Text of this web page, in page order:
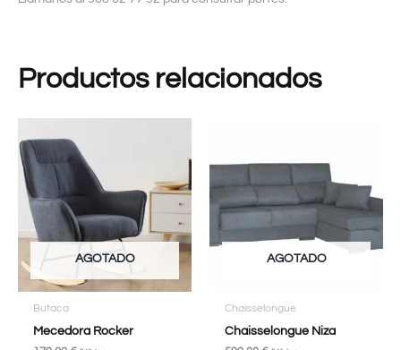
Productos relacionados
AGOTADO
Butaca
Mecedora Rocker
AGOTADO
Chaisselongue
Chaisselongue Niza